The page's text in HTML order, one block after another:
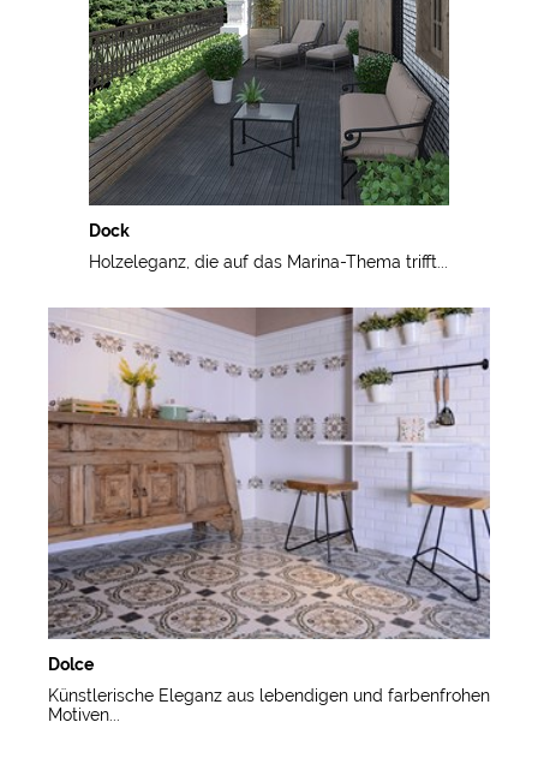
Dock
Holzeleganz, die auf das Marina-Thema trifft...
Dolce
Künstlerische Eleganz aus lebendigen und farbenfrohen
Motiven...